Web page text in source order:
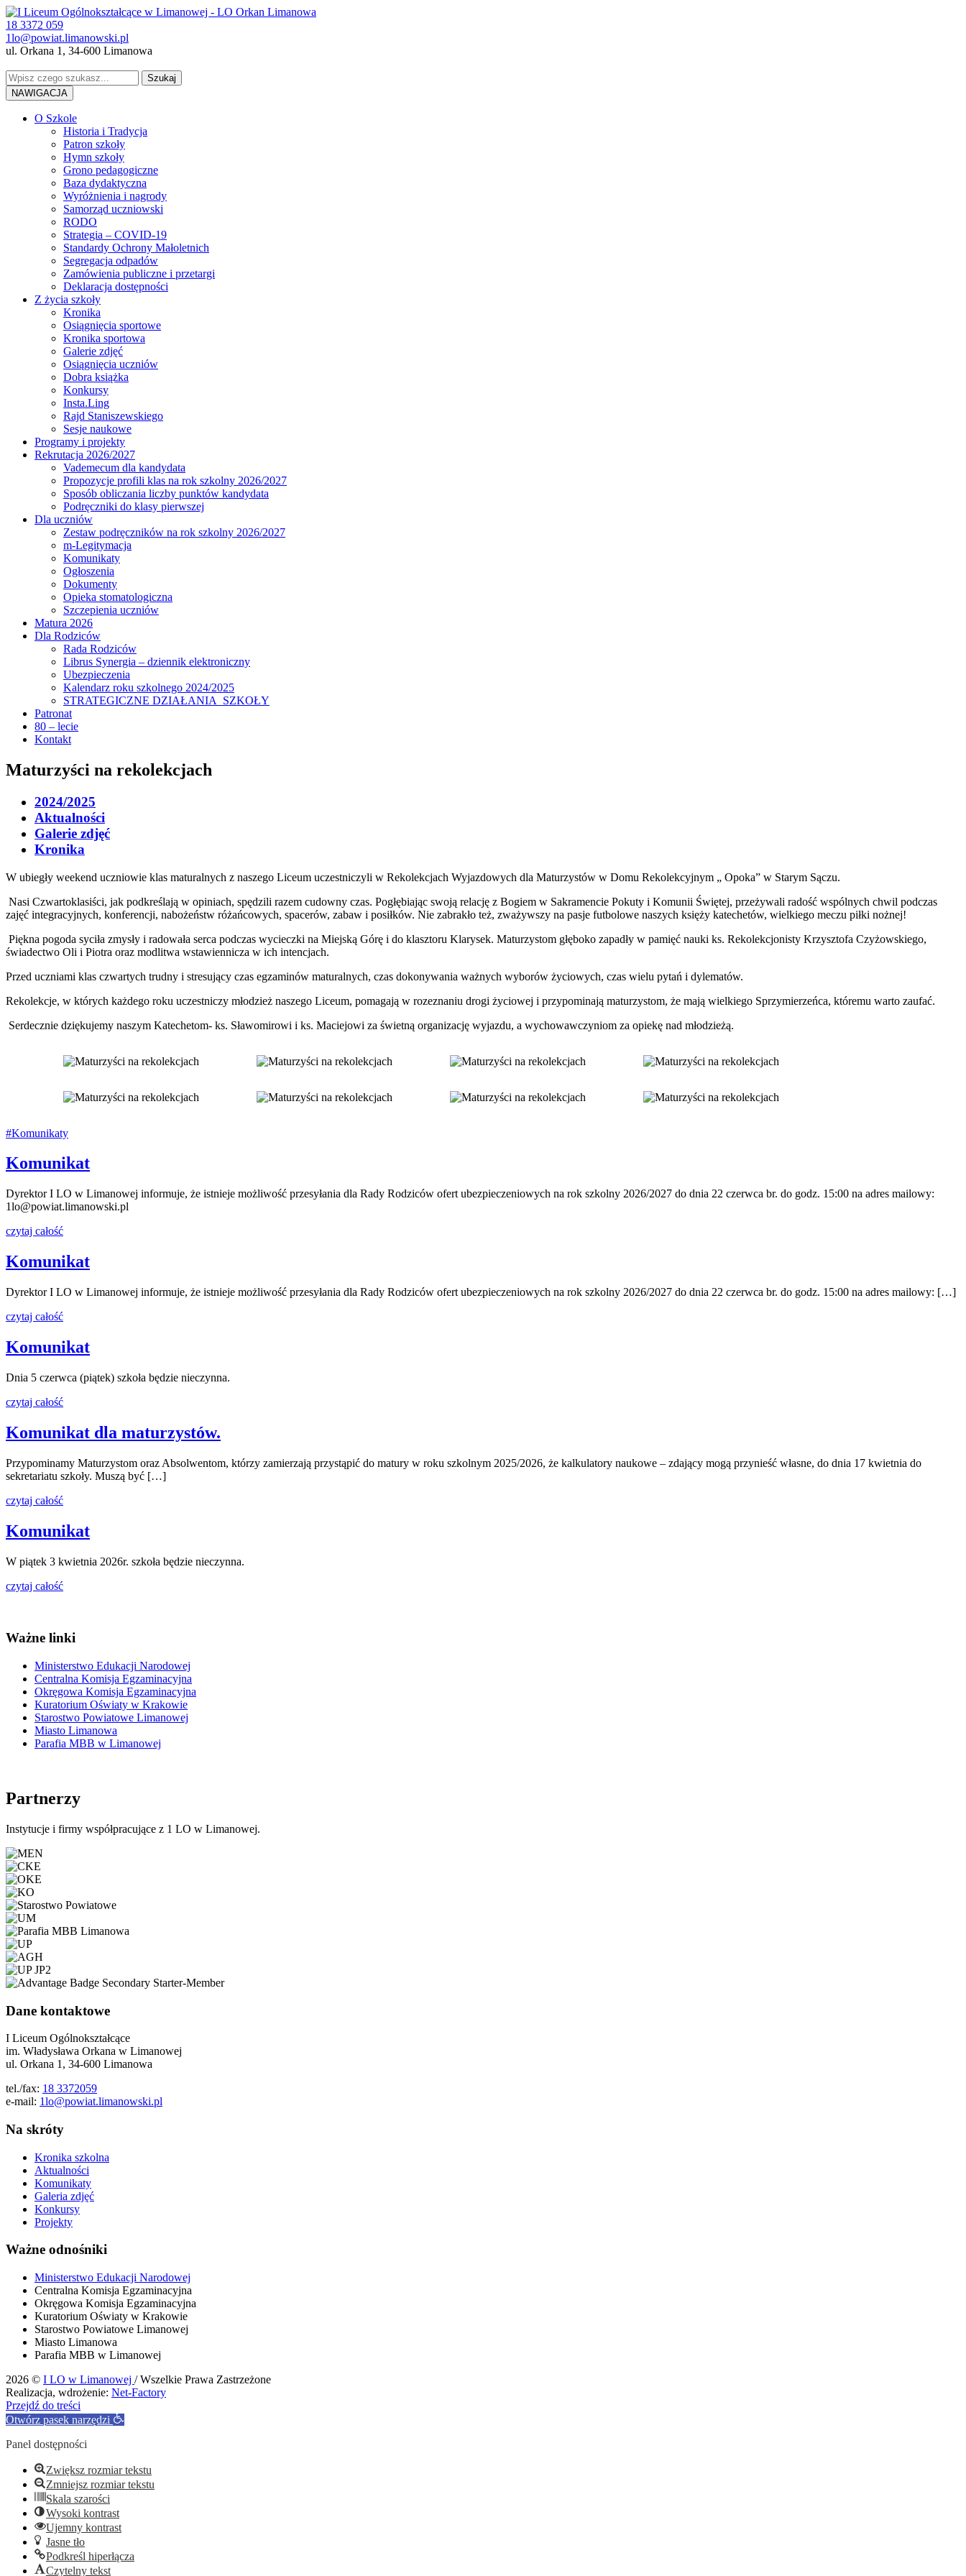
18 3372 059
1lo@powiat.limanowski.pl
ul. Orkana 1, 34-600 Limanowa
NAWIGACJA
O Szkole
Historia i Tradycja
Patron szkoły
Hymn szkoły
Grono pedagogiczne
Baza dydaktyczna
Wyróżnienia i nagrody
Samorząd uczniowski
RODO
Strategia – COVID-19
Standardy Ochrony Małoletnich
Segregacja odpadów
Zamówienia publiczne i przetargi
Deklaracja dostępności
Z życia szkoły
Kronika
Osiągnięcia sportowe
Kronika sportowa
Galerie zdjęć
Osiągnięcia uczniów
Dobra książka
Konkursy
Insta.Ling
Rajd Staniszewskiego
Sesje naukowe
Programy i projekty
Rekrutacja 2026/2027
Vademecum dla kandydata
Propozycje profili klas na rok szkolny 2026/2027
Sposób obliczania liczby punktów kandydata
Podręczniki do klasy pierwszej
Dla uczniów
Zestaw podręczników na rok szkolny 2026/2027
m-Legitymacja
Komunikaty
Ogłoszenia
Dokumenty
Opieka stomatologiczna
Szczepienia uczniów
Matura 2026
Dla Rodziców
Rada Rodziców
Librus Synergia – dziennik elektroniczny
Ubezpieczenia
Kalendarz roku szkolnego 2024/2025
STRATEGICZNE DZIAŁANIA SZKOŁY
Patronat
80 – lecie
Kontakt
Maturzyści na rekolekcjach
2024/2025
Aktualności
Galerie zdjęć
Kronika
W ubiegły weekend uczniowie klas maturalnych z naszego Liceum uczestniczyli w Rekolekcjach Wyjazdowych dla Maturzystów w Domu Rekolekcyjnym „ Opoka” w Starym Sączu.
Nasi Czwartoklasiści, jak podkreślają w opiniach, spędzili razem cudowny czas. Pogłębiając swoją relację z Bogiem w Sakramencie Pokuty i Komunii Świętej, przeżywali radość wspólnych chwil podczas
zajęć integracyjnych, konferencji, nabożeństw różańcowych, spacerów, zabaw i posiłków. Nie zabrakło też, zważywszy na pasje futbolowe naszych księży katechetów, wielkiego meczu piłki nożnej!
Piękna pogoda syciła zmysły i radowała serca podczas wycieczki na Miejską Górę i do klasztoru Klarysek. Maturzystom głęboko zapadły w pamięć nauki ks. Rekolekcjonisty Krzysztofa Czyżowskiego,
świadectwo Oli i Piotra oraz modlitwa wstawiennicza w ich intencjach.
Przed uczniami klas czwartych trudny i stresujący czas egzaminów maturalnych, czas dokonywania ważnych wyborów życiowych, czas wielu pytań i dylematów.
Rekolekcje, w których każdego roku uczestniczy młodzież naszego Liceum, pomagają w rozeznaniu drogi życiowej i przypominają maturzystom, że mają wielkiego Sprzymierzeńca, któremu warto zaufać.
Serdecznie dziękujemy naszym Katechetom- ks. Sławomirowi i ks. Maciejowi za świetną organizację wyjazdu, a wychowawczyniom za opiekę nad młodzieżą.
#Komunikaty
Komunikat
Dyrektor I LO w Limanowej informuje, że istnieje możliwość przesyłania dla Rady Rodziców ofert ubezpieczeniowych na rok szkolny 2026/2027 do dnia 22 czerwca br. do godz. 15:00 na adres mailowy:
1lo@powiat.limanowski.pl
czytaj całość
Komunikat
Dyrektor I LO w Limanowej informuje, że istnieje możliwość przesyłania dla Rady Rodziców ofert ubezpieczeniowych na rok szkolny 2026/2027 do dnia 22 czerwca br. do godz. 15:00 na adres mailowy: […]
czytaj całość
Komunikat
Dnia 5 czerwca (piątek) szkoła będzie nieczynna.
czytaj całość
Komunikat dla maturzystów.
Przypominamy Maturzystom oraz Absolwentom, którzy zamierzają przystąpić do matury w roku szkolnym 2025/2026, że kalkulatory naukowe – zdający mogą przynieść własne, do dnia 17 kwietnia do
sekretariatu szkoły. Muszą być […]
czytaj całość
Komunikat
W piątek 3 kwietnia 2026r. szkoła będzie nieczynna.
czytaj całość
Ważne linki
Ministerstwo Edukacji Narodowej
Centralna Komisja Egzaminacyjna
Okręgowa Komisja Egzaminacyjna
Kuratorium Oświaty w Krakowie
Starostwo Powiatowe Limanowej
Miasto Limanowa
Parafia MBB w Limanowej
Partnerzy
Instytucje i firmy współpracujące z 1 LO w Limanowej.
Dane kontaktowe
I Liceum Ogólnokształcące
im. Władysława Orkana w Limanowej
ul. Orkana 1, 34-600 Limanowa
tel./fax: 18 3372059
e-mail: 1lo@powiat.limanowski.pl
Na skróty
Kronika szkolna
Aktualności
Komunikaty
Galeria zdjęć
Konkursy
Projekty
Ważne odnośniki
Ministerstwo Edukacji Narodowej
Centralna Komisja Egzaminacyjna
Okręgowa Komisja Egzaminacyjna
Kuratorium Oświaty w Krakowie
Starostwo Powiatowe Limanowej
Miasto Limanowa
Parafia MBB w Limanowej
2026 © I LO w Limanowej / Wszelkie Prawa Zastrzeżone
Realizacja, wdrożenie: Net-Factory
Przejdź do treści
Otwórz pasek narzędzi
Panel dostępności
Zwiększ rozmiar tekstu
Zmniejsz rozmiar tekstu
Skala szarości
Wysoki kontrast
Ujemny kontrast
Jasne tło
Podkreśl hiperłącza
Czytelny tekst